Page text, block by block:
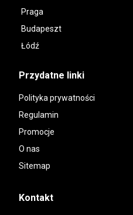
Praga
Budapeszt
Łódź
Przydatne linki
Polityka prywatności
Regulamin
Promocje
O nas
Sitemap
Kontakt